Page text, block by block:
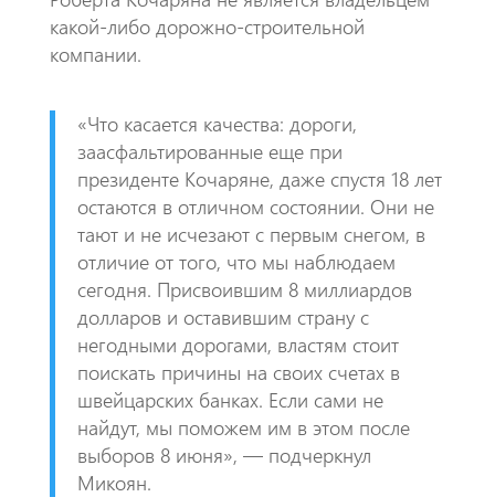
какой-либо дорожно-строительной
компании.
​«Что касается качества: дороги,
заасфальтированные еще при
президенте Кочаряне, даже спустя 18 лет
остаются в отличном состоянии. Они не
тают и не исчезают с первым снегом, в
отличие от того, что мы наблюдаем
сегодня. Присвоившим 8 миллиардов
долларов и оставившим страну с
негодными дорогами, властям стоит
поискать причины на своих счетах в
швейцарских банках. Если сами не
найдут, мы поможем им в этом после
выборов 8 июня», — подчеркнул
Микоян.